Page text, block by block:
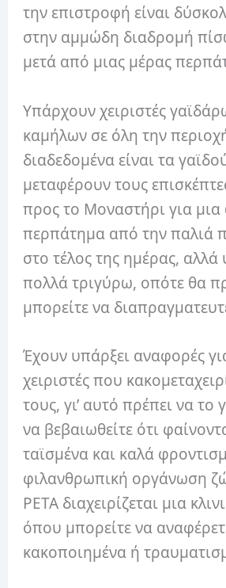
την επιστροφή είναι
στην αμμώδη διαδρομή
μετά από μιας μέρας
Υπάρχουν χειριστές
καμήλων σε όλη την
διαδεδομένα είναι τα
μεταφέρουν τους
προς το Μοναστήρι για
περπάτημα από την παλιά
στο τέλος της ημέρας,
πολλά τριγύρω, οπότε θα
μπορείτε να
Έχουν υπάρξει αναφορές
χειριστές που
τους, γι’ αυτό πρέπει να το
να βεβαιωθείτε ότι
ταϊσμένα και καλά
φιλανθρωπική οργάνωση
PETA διαχειρίζεται μια
όπου μπορείτε να
κακοποιημένα ή